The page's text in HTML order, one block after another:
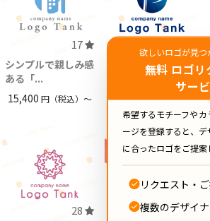
17
シンプルで親しみ感
ある「...
15,400円（税込）〜
「P」の球体ロゴマ
15,400円（税込）〜
28 17
欲しいロゴが見
無料 ロゴリ
サー
希望するモチーフや
ージを登録すると、
に合ったロゴをご提案
リクエスト・
複数のデザイ